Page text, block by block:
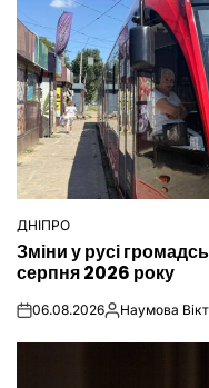
ОПУБЛІКУВАТИ
У
ДНІПРО
Зміни у русі
серпня 2026 року
on06.08.2026Опубліковано
Наумова